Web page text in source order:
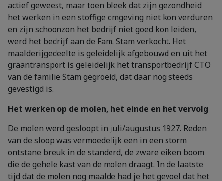
actief geweest, maar toen bleek dat zijn gezondheid
het werken in een stoffige omgeving niet kon verduren
en zijn schoonzon het bedrijf niet goed kon leiden,
werd het bedrijf aan de Fam. Stam verkocht. Het
maalderijgedeelte is geleidelijk afgebouwd en uit het
graantransport is geleidelijk het transportbedrijf CTO
van de familie Stam gegroeid, dat daar nog steeds
gevestigd is.
Het werken op de molen, het einde en het vervolg
De molen werd gesloopt in juli/augustus 1927. Reden
van de sloop was vermoedelijk een in een storm
ontstane breuk in de standerd, de zware eiken boom
die de gehele kast van de molen draagt. In de laatste
tijd dat de molen nog maalde had je het gevoel dat het